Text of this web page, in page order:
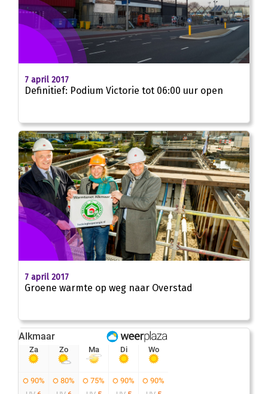
7 april 2017
Definitief: Podium Victorie tot 06:00 uur open
7 april 2017
Groene warmte op weg naar Overstad